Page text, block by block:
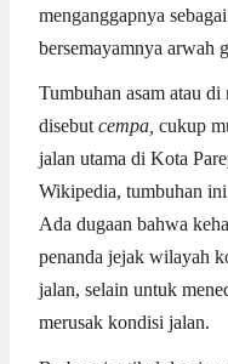
menganggapnya
bersemayamnya arwah
Tumbuhan asam atau
disebut cempa, cukup
jalan utama di Kota
Wikipedia, tumbuhan
Ada dugaan bahwa
penanda jejak wilayah
jalan, selain untuk
merusak kondisi jalan.